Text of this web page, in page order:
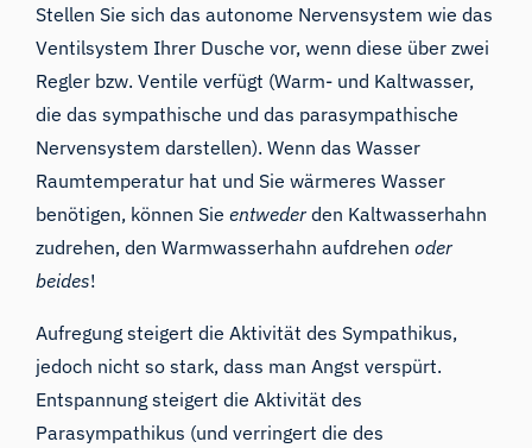
Stellen Sie sich das autonome Nervensystem wie das
Ventilsystem Ihrer Dusche vor, wenn diese über zwei
Regler bzw. Ventile verfügt (Warm- und Kaltwasser,
die das sympathische und das parasympathische
Nervensystem darstellen). Wenn das Wasser
Raumtemperatur hat und Sie wärmeres Wasser
benötigen, können Sieentweder den Kaltwasserhahn
zudrehen, den Warmwasserhahn aufdrehenoder
beides!
Aufregung steigert die Aktivität des Sympathikus,
jedoch nicht so stark, dass man Angst verspürt.
Entspannung steigert die Aktivität des
Parasympathikus (und verringert die des